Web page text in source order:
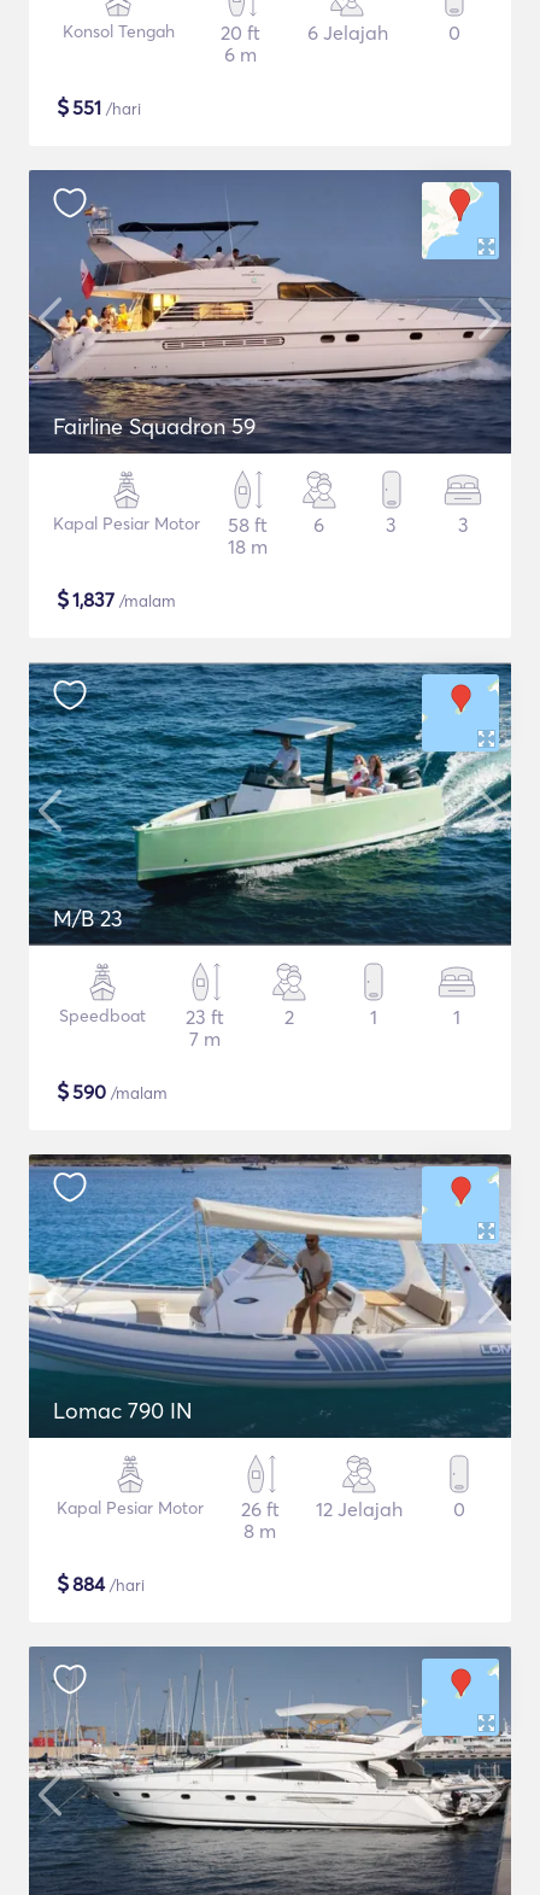
Konsol Tengah
20 ft
6 m
6 Jelajah 0
$551 /hari
Fairline Squadron 59
Kapal Pesiar Motor
58 ft
18 m
6 3 3
$1,837 /malam
M/B 23
Speedboat
23 ft
7 m
2 1 1
$590 /malam
Lomac 790 IN
Kapal Pesiar Motor
26 ft
8 m
12 Jelajah 0
$884/hari